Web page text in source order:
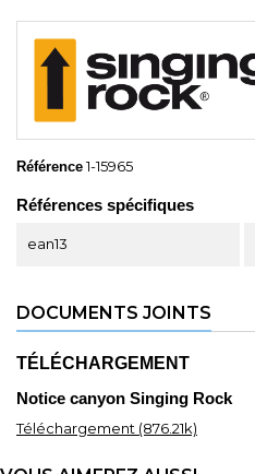
Référence 1-15965
Références spécifiques
ean13
DOCUMENTS JOINTS
TÉLÉCHARGEMENT
Notice canyon Singing Rock
Téléchargement (876.21k)